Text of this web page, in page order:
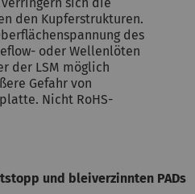
den Kupferstrukturen.
des
oder Wellenlöten
der LSM möglich
Gefahr von
Nicht RoHS-
und bleiverzinnten PADs